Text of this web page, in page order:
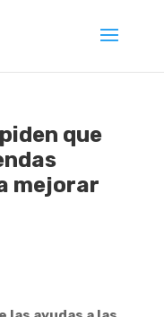
que
mejorar